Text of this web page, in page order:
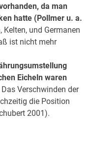
da man
hatte (Pollmer u. a.
Kelten, und Germanen
ist nicht mehr
Eicheln waren
Das Verschwinden der
die Position
2001).